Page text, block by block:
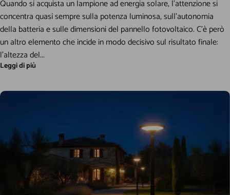
Quando si acquista un lampione ad energia solare, l’attenzione si
concentra quasi sempre sulla potenza luminosa, sull’autonomia
della batteria e sulle dimensioni del pannello fotovoltaico. C’è però
un altro elemento che incide in modo decisivo sul risultato finale:
l’altezza del...
Leggi di più